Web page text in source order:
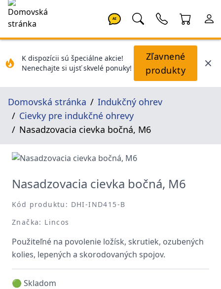
AI
K dispozícii sú špeciálne akcie!
Nenechajte si ujsť skvelé ponuky!
Zľavnené
produkty
Domovská stránka
Indukčný ohrev
Cievky pre indukčné ohrevy
Nasadzovacia cievka bočná, M6
Nasadzovacia cievka bočná, M6
Kód produktu: DHI-IND415-B
Značka: Lincos
Použiteľné na povolenie ložísk, skrutiek, ozubených
kolies, lepených a skorodovaných spojov.
🟢 Skladom